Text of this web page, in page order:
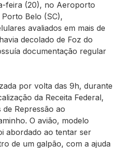
feira (20), no Aeroporto
Belo (SC),
avaliados em mais de
decolado de Foz do
documentação regular
por volta das 9h, durante
da Receita Federal,
de Repressão ao
O avião, modelo
abordado ao tentar ser
de um galpão, com a ajuda